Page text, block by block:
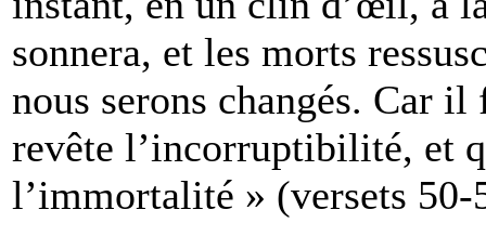
sonnera, et les morts
nous serons changés. Car
revête l’incorruptibilité, et
l’immortalité » (versets 50-